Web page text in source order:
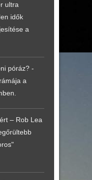
ultra
idők
a
póráz? -
a
– Rob Lea